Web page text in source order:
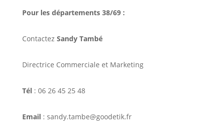
Pour les départements 38/69 :
Contactez Sandy També
Directrice Commerciale et Marketing
Tél: 06 26 45 25 48
Email: sandy.tambe@goodetik.fr